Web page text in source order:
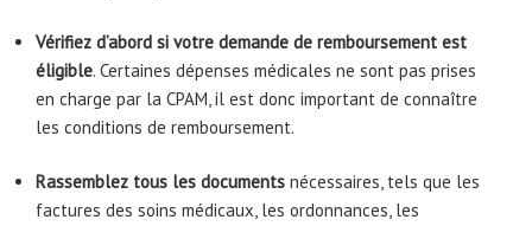
Vérifiez d’abord si votre demande de remboursement est
éligible. Certaines dépenses médicales ne sont pas prises
en charge par la CPAM, il est donc important de connaître
les conditions de remboursement.
Rassemblez tous les documents nécessaires, tels que les
factures des soins médicaux, les ordonnances, les